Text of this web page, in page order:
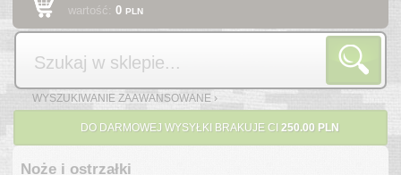
wartość:0PLN
Szukaj
WYSZUKIWANIE ZAAWANSOWANE ›
DO DARMOWEJ WYSYŁKI BRAKUJE CI 250.00 PLN
Noże i ostrzałki